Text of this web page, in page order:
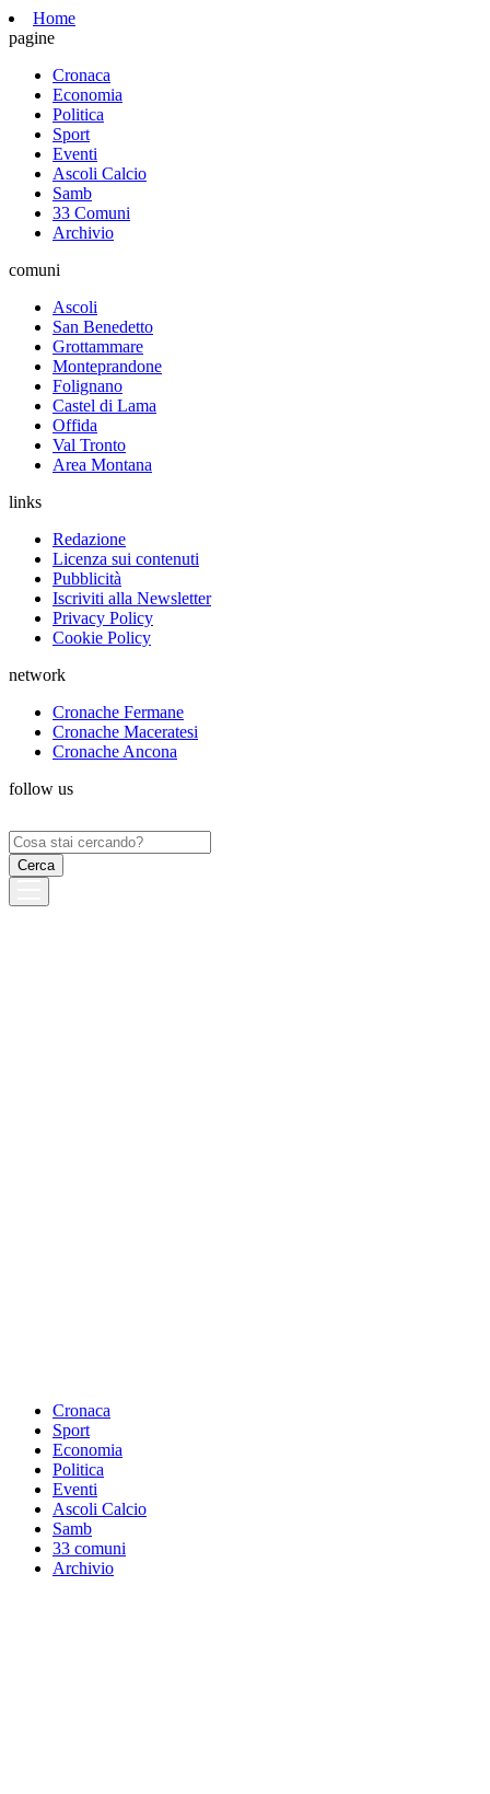
Home
pagine
Cronaca
Economia
Politica
Sport
Eventi
Ascoli Calcio
Samb
33 Comuni
Archivio
comuni
Ascoli
San Benedetto
Grottammare
Monteprandone
Folignano
Castel di Lama
Offida
Val Tronto
Area Montana
links
Redazione
Licenza sui contenuti
Pubblicità
Iscriviti alla Newsletter
Privacy Policy
Cookie Policy
network
Cronache Fermane
Cronache Maceratesi
Cronache Ancona
follow us
Ricerca
per:
Cronaca
Sport
Economia
Politica
Eventi
Ascoli Calcio
Samb
33 comuni
Archivio